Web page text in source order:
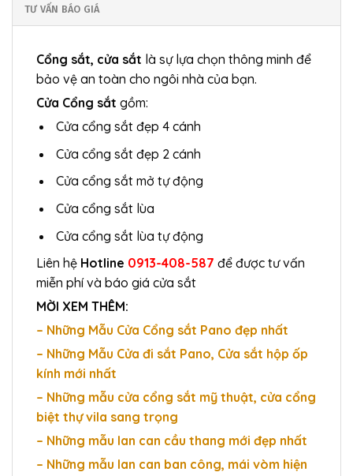
TƯ VẤN BÁO GIÁ
Cổng sắt, cửa sắt là sự lựa chọn thông minh để
bảo vệ an toàn cho ngôi nhà của bạn.
Cửa Cổng sắt gồm:
Cửa cổng sắt đẹp 4 cánh
Cửa cổng sắt đẹp 2 cánh
Cửa cổng sắt mở tự động
Cửa cổng sắt lùa
Cửa cổng sắt lùa tự động
Liên hệ Hotline 0913-408-587 để được tư vấn
miễn phí và báo giá cửa sắt
MỜI XEM THÊM:
– Những Mẫu Cửa Cổng sắt Pano đẹp nhất
– Những Mẫu Cửa đi sắt Pano, Cửa sắt hộp ốp
kính mới nhất
– Những mẫu cửa cổng sắt mỹ thuật, cửa cổng
biệt thự vila sang trọng
– Những mẫu lan can cầu thang mới đẹp nhất
– Những mẫu lan can ban công, mái vòm hiện